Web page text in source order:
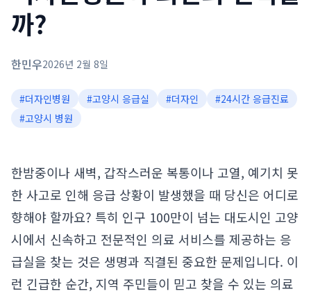
까?
한민우2026년 2월 8일
#더자인병원 #고양시 응급실 #더자인 #24시간 응급진료
#고양시 병원
한밤중이나 새벽, 갑작스러운 복통이나 고열, 예기치 못
한 사고로 인해 응급 상황이 발생했을 때 당신은 어디로
향해야 할까요? 특히 인구 100만이 넘는 대도시인 고양
시에서 신속하고 전문적인 의료 서비스를 제공하는 응
급실을 찾는 것은 생명과 직결된 중요한 문제입니다. 이
런 긴급한 순간, 지역 주민들이 믿고 찾을 수 있는 의료